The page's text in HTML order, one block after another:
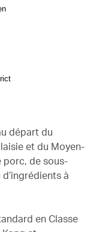
départ du
et du Moyen-
porc, de sous-
à
en Classe